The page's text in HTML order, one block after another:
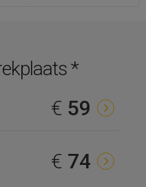
*
€ 59
€ 74